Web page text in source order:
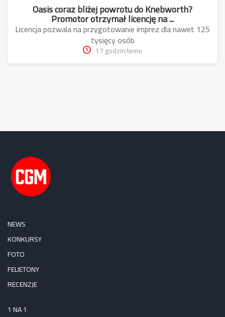
Oasis coraz bliżej powrotu do Knebworth?
Promotor otrzymał licencję na ...
Licencja pozwala na przygotowanie imprez dla nawet 125
tysięcy osób
17 godzin temu
NEWS
KONKURSY
FOTO
FELIETONY
RECENZJE
1 NA 1